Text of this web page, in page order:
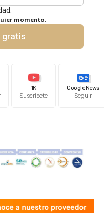
momento.
gratis
1K
Suscríbete
Google News
Seguir